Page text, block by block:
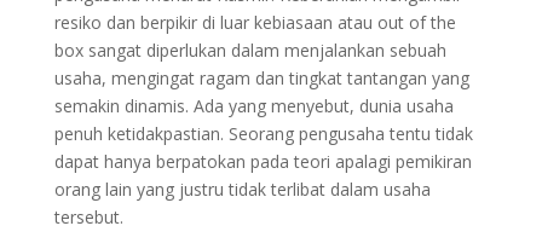
resiko dan berpikir di luar kebiasaan atau out of the
box sangat diperlukan dalam menjalankan sebuah
usaha, mengingat ragam dan tingkat tantangan yang
semakin dinamis. Ada yang menyebut, dunia usaha
penuh ketidakpastian. Seorang pengusaha tentu tidak
dapat hanya berpatokan pada teori apalagi pemikiran
orang lain yang justru tidak terlibat dalam usaha
tersebut.